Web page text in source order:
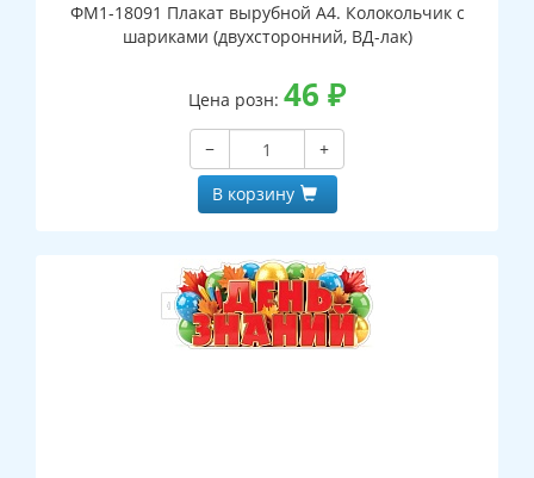
ФМ1-18091 Плакат вырубной А4. Колокольчик с
шариками (двухсторонний, ВД-лак)
Цена розн: 46 ₽
−
+
В корзину